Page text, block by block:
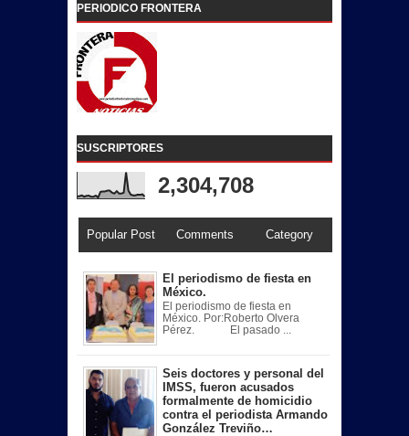
PERIODICO FRONTERA
SUSCRIPTORES
2,304,708
Popular Post Comments Category
El periodismo de fiesta en
México.
El periodismo de fiesta en
México. Por:Roberto Olvera
Pérez. El pasado ...
Seis doctores y personal del
IMSS, fueron acusados
formalmente de homicidio
contra el periodista Armando
González Treviño…